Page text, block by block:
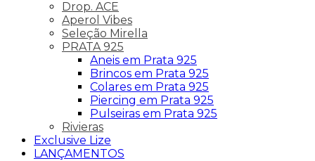
Drop. ACE
Aperol Vibes
Seleção Mirella
PRATA 925
Aneis em Prata 925
Brincos em Prata 925
Colares em Prata 925
Piercing em Prata 925
Pulseiras em Prata 925
Rivieras
Exclusive Lize
LANÇAMENTOS